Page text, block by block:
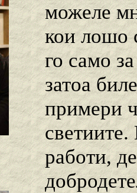
можеле
кои лошо
го само
затоа
примери
работи,